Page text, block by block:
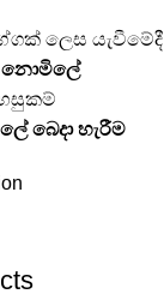
ලෙස යැවීමේදී
නොමිලේ
බෙදා හැරීම